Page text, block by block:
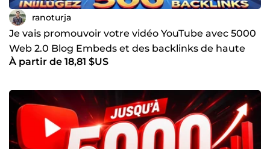
ranoturja
Je vais promouvoir votre vidéo YouTube avec 5000
Web 2.0 Blog Embeds et des backlinks de haute
qualité
À partir de 18,81 $US